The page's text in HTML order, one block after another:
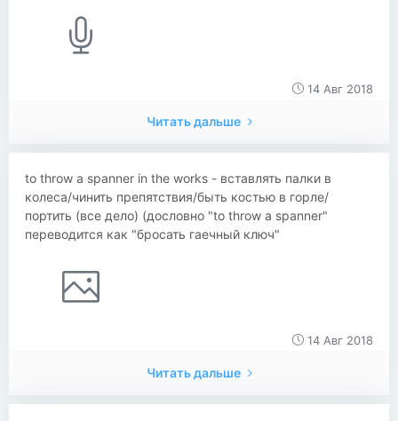
14 Авг 2018
Читать дальше
to throw a spanner in the works - вставлять палки в
колеса/чинить препятствия/быть костью в горле/
портить (все дело) (дословно "to throw a spanner"
переводится как "бросать гаечный ключ"
14 Авг 2018
Читать дальше